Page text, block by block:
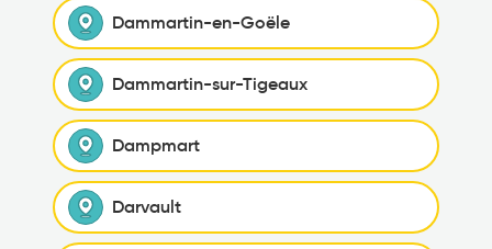
Dammartin-en-Goële
Dammartin-sur-Tigeaux
Dampmart
Darvault